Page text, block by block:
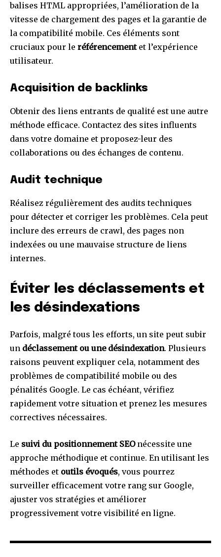
balises HTML appropriées, l’amélioration de la
vitesse de chargement des pages et la garantie de
la compatibilité mobile. Ces éléments sont
cruciaux pour le référencementet l’expérience
utilisateur.
Acquisition de backlinks
Obtenir des liens entrants de qualité est une autre
méthode efficace. Contactez des sites influents
dans votre domaine et proposez-leur des
collaborations ou des échanges de contenu.
Audit technique
Réalisez régulièrement des audits techniques
pour détecter et corriger les problèmes. Cela peut
inclure des erreurs de crawl, des pages non
indexées ou une mauvaise structure de liens
internes.
Éviter les déclassements et
les désindexations
Parfois, malgré tous les efforts, un site peut subir
un déclassement ou une désindexation. Plusieurs
raisons peuvent expliquer cela, notamment des
problèmes de compatibilité mobile ou des
pénalités Google. Le cas échéant, vérifiez
rapidement votre situation et prenez les mesures
correctives nécessaires.
Le suivi du positionnement SEOnécessite une
approche méthodique et continue. En utilisant les
méthodes et outils évoqués, vous pourrez
surveiller efficacement votre rang sur Google,
ajuster vos stratégies et améliorer
progressivement votre visibilité en ligne.